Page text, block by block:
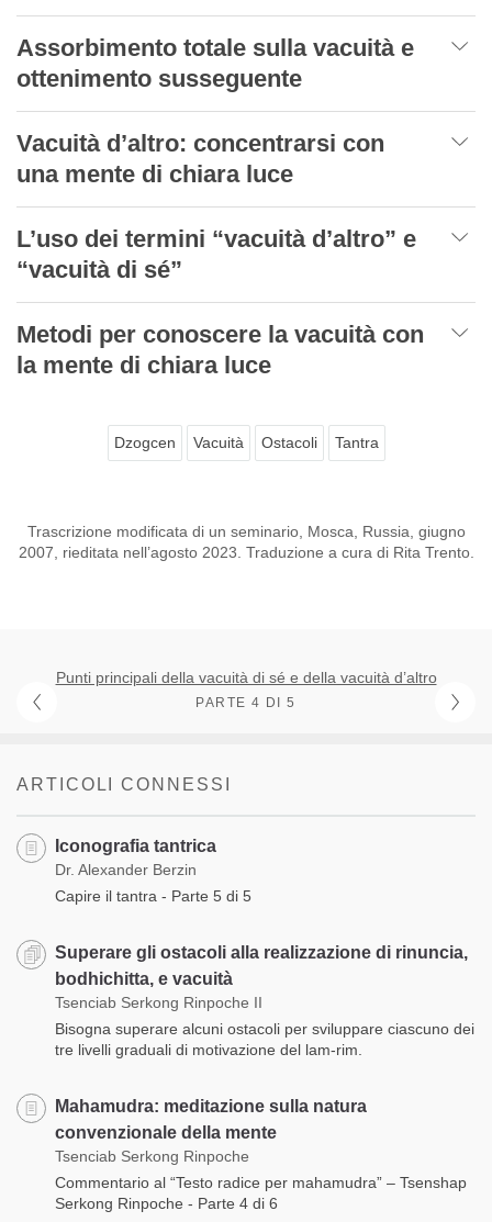
Assorbimento totale sulla vacuità e
ottenimento susseguente
Vacuità d’altro: concentrarsi con
una mente di chiara luce
L’uso dei termini “vacuità d’altro” e
“vacuità di sé”
Metodi per conoscere la vacuità con
la mente di chiara luce
Dzogcen Vacuità Ostacoli Tantra
Trascrizione modificata di un seminario, Mosca, Russia, giugno
2007, rieditata nell’agosto 2023. Traduzione a cura di Rita Trento.
Punti principali della vacuità di sé e della vacuità d’altro
PARTE 4 DI 5
ARTICOLI CONNESSI
Iconografia tantrica
Dr. Alexander Berzin
Capire il tantra - Parte 5 di 5
Superare gli ostacoli alla realizzazione di rinuncia,
bodhichitta, e vacuità
Tsenciab Serkong Rinpoche II
Bisogna superare alcuni ostacoli per sviluppare ciascuno dei
tre livelli graduali di motivazione del lam-rim.
Mahamudra: meditazione sulla natura
convenzionale della mente
Tsenciab Serkong Rinpoche
Commentario al “Testo radice per mahamudra” – Tsenshap
Serkong Rinpoche - Parte 4 di 6